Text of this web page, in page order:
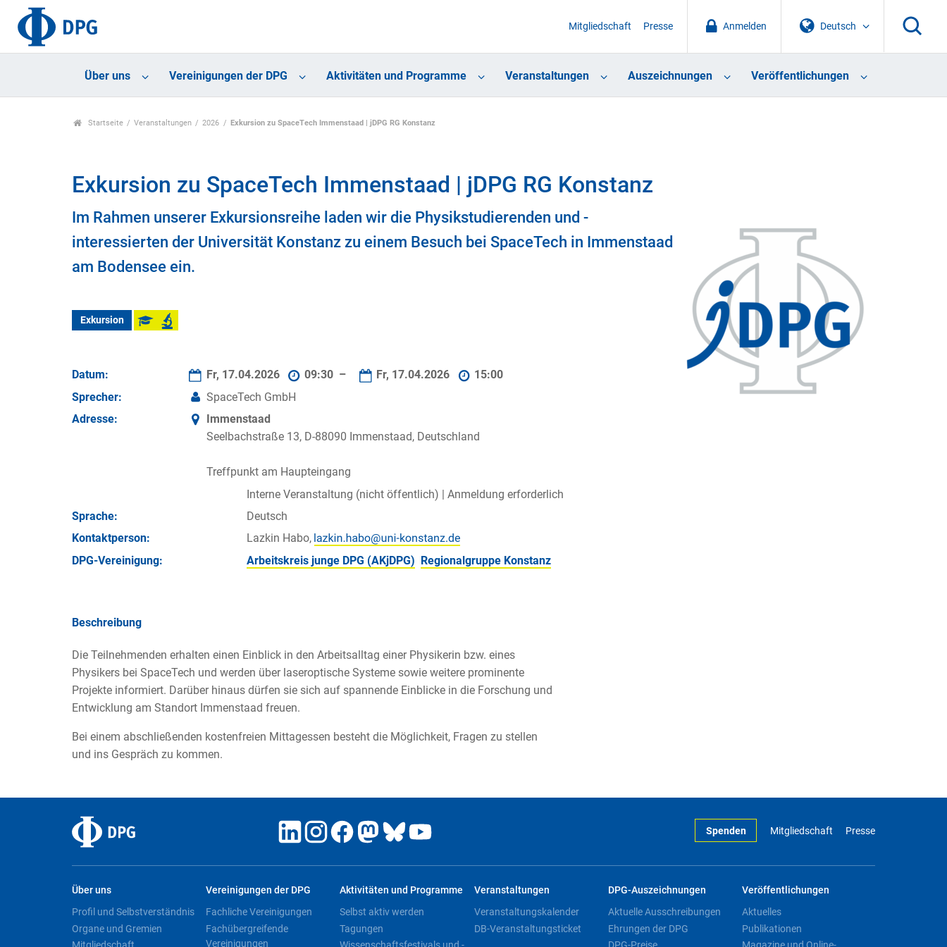
Deutsch
Anmelden
Mitgliedschaft Presse
Über uns Vereinigungen der DPG Aktivitäten und Programme Veranstaltungen Auszeichnungen Veröffentlichungen
Startseite Veranstaltungen 2026 Exkursion zu SpaceTech Immenstaad | jDPG RG Konstanz
Exkursion zu SpaceTech Immenstaad | jDPG RG Konstanz
Im Rahmen unserer Exkursionsreihe laden wir die Physikstudierenden und -
interessierten der Universität Konstanz zu einem Besuch bei SpaceTech in Immenstaad
am Bodensee ein.
Exkursion
Datum: Fr, 17.04.2026 09:30 – Fr, 17.04.2026
15:00
Sprecher:
SpaceTech GmbH
Adresse:
Immenstaad
Seelbachstraße 13, D-88090 Immenstaad, Deutschland
Treffpunkt am Haupteingang
Interne Veranstaltung (nicht öffentlich) | Anmeldung erforderlich
Sprache:
Deutsch
Kontakt­person:
Lazkin Habo,
DPG-Vereinigung:
Arbeitskreis junge DPG (AKjDPG) Regionalgruppe Konstanz
Beschreibung
Die Teilnehmenden erhalten einen Einblick in den Arbeitsalltag einer Physikerin bzw. eines
Physikers bei SpaceTech und werden über laseroptische Systeme sowie weitere prominente
Projekte informiert. Darüber hinaus dürfen sie sich auf spannende Einblicke in die Forschung und
Entwicklung am Standort Immenstaad freuen.
Bei einem abschließenden kostenfreien Mittagessen besteht die Möglichkeit, Fragen zu stellen
und ins Gespräch zu kommen.
Spenden Mitgliedschaft Presse
Über uns
Profil und Selbstverständnis
Organe und Gremien
Vereinigungen der DPG
Fachliche Vereinigungen
Fachübergreifende
Vereinigungen
Aktivitäten und Programme
Selbst aktiv werden
Tagungen
Veranstaltungen
Veranstaltungskalender
DB-Veranstaltungsticket
DPG-Auszeichnungen
Aktuelle Ausschreibungen
Ehrungen der DPG
Veröffentlichungen
Aktuelles
Publikationen